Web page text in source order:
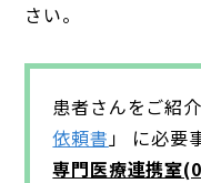
さい。
患者さんをご紹
依頼書」 に必要
専門医療連携室